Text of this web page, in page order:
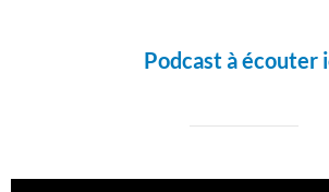
Podcast à écouter